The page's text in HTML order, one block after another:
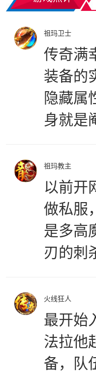
祖玛卫士
传奇满
装备的
隐藏属
身就是
祖玛教主
以前开
做私服
是多高
刃的刺
火线狂人
最开始
法拉他
备，队